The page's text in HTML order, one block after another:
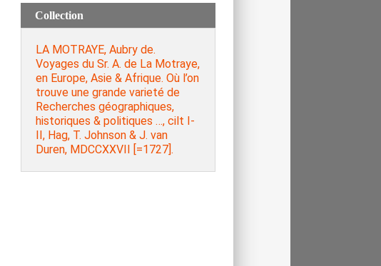
Collection
LA MOTRAYE, Aubry de.
Voyages du Sr. A. de La Motraye,
en Europe, Asie & Afrique. Où l’on
trouve une grande varieté de
Recherches géographiques,
historiques & politiques …, cilt Ι-
ΙΙ, Hag, T. Johnson & J. van
Duren, MDCCXXVII [=1727].